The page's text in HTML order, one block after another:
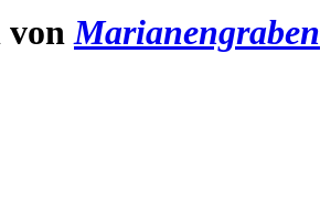
vonMarianengraben